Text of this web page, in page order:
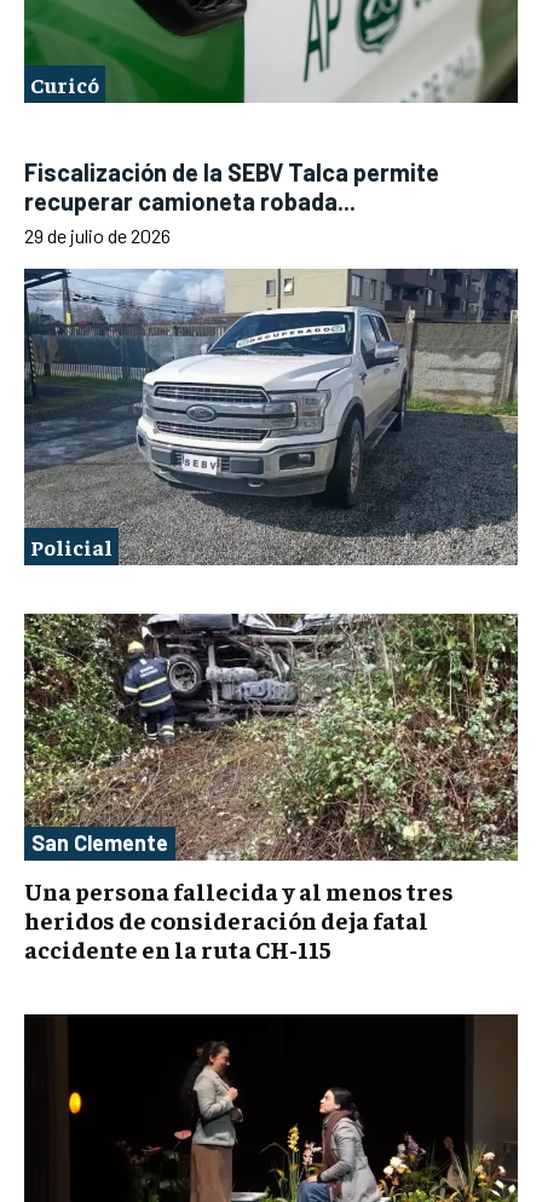
Curicó
Fiscalización de la SEBV Talca permite
recuperar camioneta robada...
29 de julio de 2026
Policial
San Clemente
Una persona fallecida y al menos tres
heridos de consideración deja fatal
accidente en la ruta CH-115